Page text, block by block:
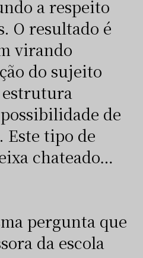
a respeito
O resultado é
virando
do sujeito
de
Este tipo de
chateado…
pergunta que
da escola